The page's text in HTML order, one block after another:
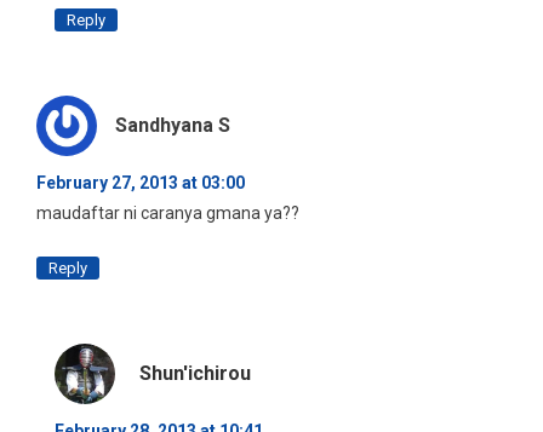
Reply
Sandhyana S
February 27, 2013 at 03:00
maudaftar ni caranya gmana ya??
Reply
Shun'ichirou